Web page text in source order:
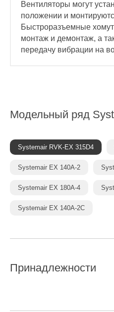
Вентиляторы могут
положении и
Быстроразъемные
монтаж и демонтаж, а
передачу вибрации на
Модельный ряд
Systemair RVK-EX 315D4
Systemair EX 140A-2
Systemair EX 180A-4
Systemair EX 140A-2C
Принадлежности